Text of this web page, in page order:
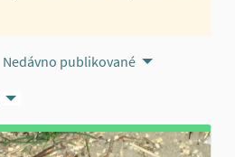
Nedávno publikované